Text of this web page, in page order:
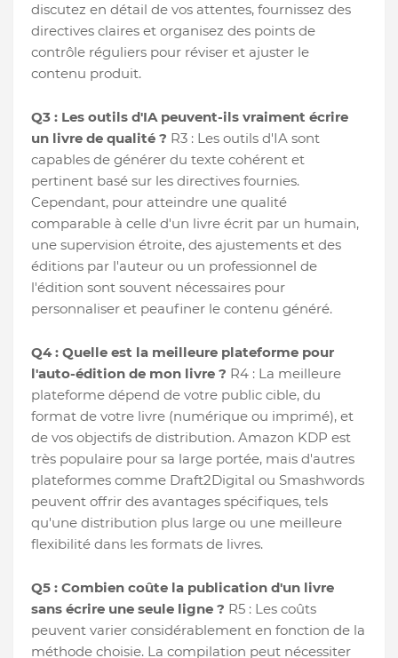
discutez en détail de vos attentes, fournissez des
directives claires et organisez des points de
contrôle réguliers pour réviser et ajuster le
contenu produit.
Q3 : Les outils d'IA peuvent-ils vraiment écrire
un livre de qualité ? R3 : Les outils d'IA sont
capables de générer du texte cohérent et
pertinent basé sur les directives fournies.
Cependant, pour atteindre une qualité
comparable à celle d'un livre écrit par un humain,
une supervision étroite, des ajustements et des
éditions par l'auteur ou un professionnel de
l'édition sont souvent nécessaires pour
personnaliser et peaufiner le contenu généré.
Q4 : Quelle est la meilleure plateforme pour
l'auto-édition de mon livre ? R4 : La meilleure
plateforme dépend de votre public cible, du
format de votre livre (numérique ou imprimé), et
de vos objectifs de distribution. Amazon KDP est
très populaire pour sa large portée, mais d'autres
plateformes comme Draft2Digital ou Smashwords
peuvent offrir des avantages spécifiques, tels
qu'une distribution plus large ou une meilleure
flexibilité dans les formats de livres.
Q5 : Combien coûte la publication d'un livre
sans écrire une seule ligne ? R5 : Les coûts
peuvent varier considérablement en fonction de la
méthode choisie. La compilation peut nécessiter